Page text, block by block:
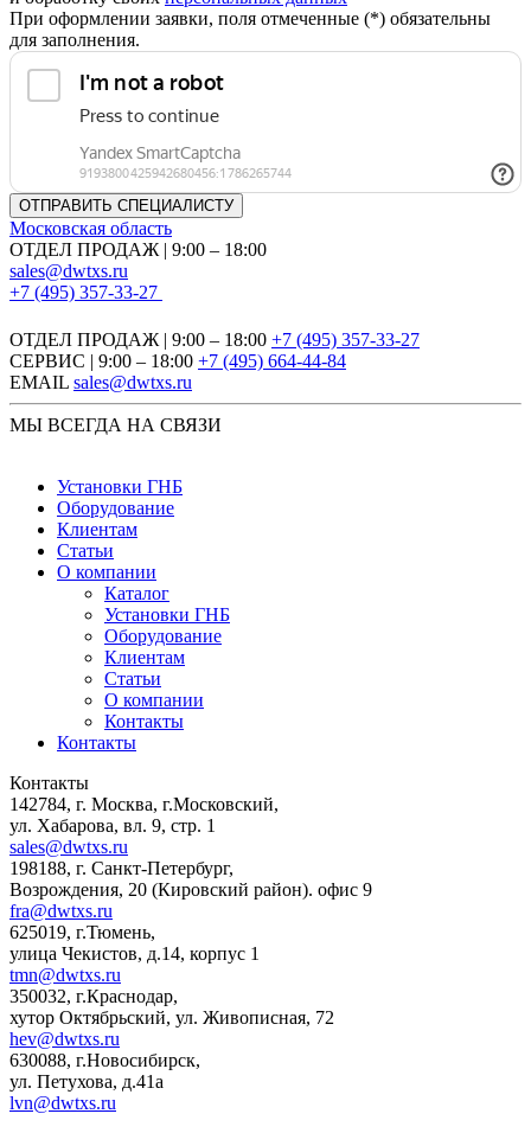
При оформлении заявки, поля отмеченные (*) обязательны
для заполнения.
Московская область
ОТДЕЛ ПРОДАЖ | 9:00 – 18:00
sales@dwtxs.ru
+7 (495) 357-33-27
ОТДЕЛ ПРОДАЖ | 9:00 – 18:00 +7 (495) 357-33-27
СЕРВИС | 9:00 – 18:00 +7 (495) 664-44-84
EMAIL sales@dwtxs.ru
МЫ ВСЕГДА НА СВЯЗИ
Установки ГНБ
Оборудование
Клиентам
Статьи
О компании
Каталог
Установки ГНБ
Оборудование
Клиентам
Статьи
О компании
Контакты
Контакты
Контакты
142784, г. Москва, г.Московский,
ул. Хабарова, вл. 9, стр. 1
sales@dwtxs.ru
198188, г. Санкт-Петербург,
Возрождения, 20 (Кировский район). офис 9
fra@dwtxs.ru
625019, г.Тюмень,
улица Чекистов, д.14, корпус 1
tmn@dwtxs.ru
350032, г.Краснодар,
хутор Октябрьский, ул. Живописная, 72
hev@dwtxs.ru
630088, г.Новосибирск,
ул. Петухова, д.41а
lvn@dwtxs.ru